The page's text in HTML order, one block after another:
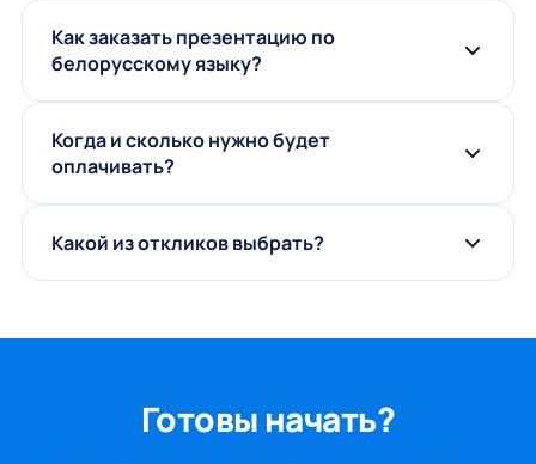
Как заказать презентацию по
белорусскому языку?
Когда и сколько нужно будет
оплачивать?
Какой из откликов выбрать?
Готовы начать?